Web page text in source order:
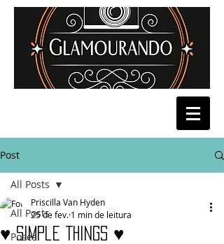
Post
All Posts
Poses
All Posts
♥ Simple Things ♥
Priscilla Van Hyden
25 de fev. 1 min de leitura